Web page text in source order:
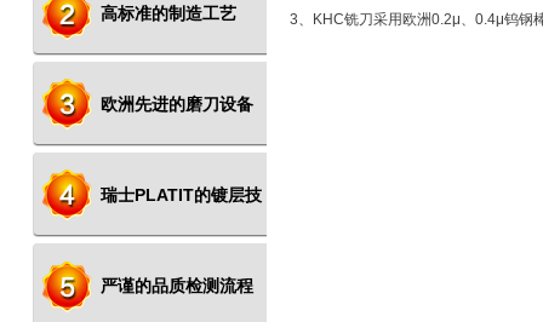
高标准的制造工艺
欧洲先进的磨刀设备
瑞士PLATIT的镀层技
术
严谨的品质检测流程
3、KHC铣刀采用欧洲0.2μ、0.4μ钨钢